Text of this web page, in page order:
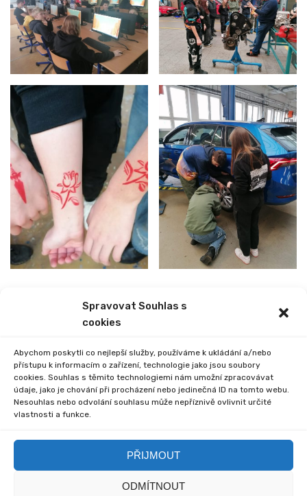
Spravovat Souhlas s
cookies
Abychom poskytli co nejlepší služby, používáme k ukládání a/nebo
přístupu k informacím o zařízení, technologie jako jsou soubory
cookies. Souhlas s těmito technologiemi nám umožní zpracovávat
údaje, jako je chování při procházení nebo jedinečná ID na tomto webu.
Nesouhlas nebo odvolání souhlasu může nepříznivě ovlivnit určité
vlastnosti a funkce.
PŘIJMOUT
ODMÍTNOUT
Comments are closed.